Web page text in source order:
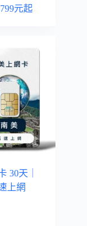
799元起
30天｜
上網